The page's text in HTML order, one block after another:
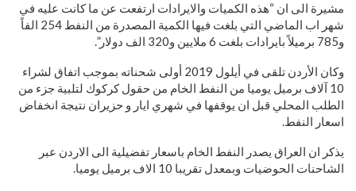
مشيرة الى ان “هذه الكميات والايرادات ارتفعت عن ما كانت عليه في
شهر اب الماضي التي بلغت فيها الكمية المصدرة من النفط 254 الفاً
و785 برميلاً بايرادات بلغت 6 ملايين و320 الف دولار”.
وكان الأردن تلقى في أيلول 2019 أولى شحناته بموجب اتفاق لشراء
10 آلاف برميل يوميا من النفط الخام من حقول كركوك لتلبية جزء من
الطلب المحلي قبل ان يوقفها في شهري ايار و حزيران نتيجة انخفاض
اسعار النفط.
يذكر ان العراق يصدر النفط الخام باسعار تفضيلية الى الاردن عبر
الشاحنات الحوضيات وبمعدل تقريبا 10 الاف برميل يوميا.